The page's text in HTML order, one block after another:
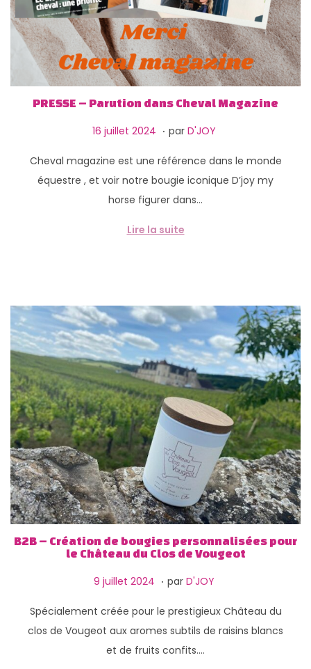
g
a
t
i
o
n
n
u
PRESSE – Parution dans Cheval Magazine
P
b
l
16 juillet 2024
f
é
v
r
2
0
2
6
. par D'JOY
Cheval magazine est une référence dans le monde
équestre , et voir notre bougie iconique D’joy my
horse figurer dans…
Lire la suite
B2B – Création de bougies personnalisées pour
le Château du Clos de Vougeot
P
b
l
9 juillet 2024
f
é
v
. par D'JOY
Spécialement créée pour le prestigieux Château du
clos de Vougeot aux aromes subtils de raisins blancs
et de fruits confits….